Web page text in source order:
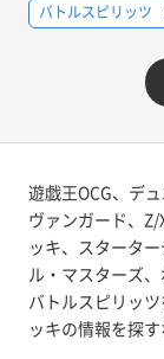
バトルスピリッツ
遊戯王OCG、デ
ヴァンガード、
ッキ、スタータ
ル・マスターズ
バトルスピリッ
ッキの情報を探